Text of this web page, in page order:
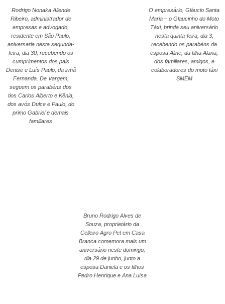
Rodrigo Nonaka Aliende
Ribeiro, administrador de
empresas e advogado,
residente em São Paulo,
aniversaria nesta segunda-
feira, dia 30, recebendo os
cumprimentos dos pais
Denise e Luís Paulo, da irmã
Fernanda. De Vargem,
seguem os parabéns dos
tios Carlos Alberto e Kênia,
dos avós Dulce e Paulo, do
primo Gabriel e demais
familiares
O empresário, Gláucio Santa
Maria – o Glaucinho do Moto
Táxi, brinda seu aniversário
nesta quinta-feira, dia 3,
recebendo os parabéns da
esposa Aline, da filha Alana,
dos familiares, amigos, e
colaboradores do moto táxi
SMEM
Bruno Rodrigo Alves de
Souza, proprietário da
Celleiro Agro Pet em Casa
Branca comemora mais um
aniversário neste domingo,
dia 29 de junho, junto a
esposa Daniela e os filhos
Pedro Henrique e Ana Luísa